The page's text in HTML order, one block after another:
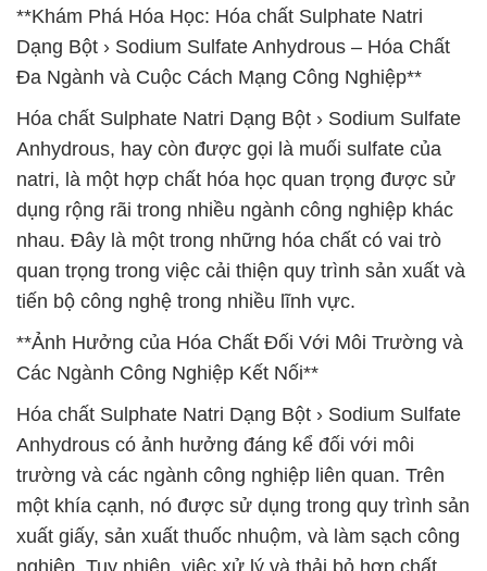
**Khám Phá Hóa Học: Hóa chất Sulphate Natri
Dạng Bột › Sodium Sulfate Anhydrous – Hóa Chất
Đa Ngành và Cuộc Cách Mạng Công Nghiệp**
Hóa chất Sulphate Natri Dạng Bột › Sodium Sulfate
Anhydrous, hay còn được gọi là muối sulfate của
natri, là một hợp chất hóa học quan trọng được sử
dụng rộng rãi trong nhiều ngành công nghiệp khác
nhau. Đây là một trong những hóa chất có vai trò
quan trọng trong việc cải thiện quy trình sản xuất và
tiến bộ công nghệ trong nhiều lĩnh vực.
**Ảnh Hưởng của Hóa Chất Đối Với Môi Trường và
Các Ngành Công Nghiệp Kết Nối**
Hóa chất Sulphate Natri Dạng Bột › Sodium Sulfate
Anhydrous có ảnh hưởng đáng kể đối với môi
trường và các ngành công nghiệp liên quan. Trên
một khía cạnh, nó được sử dụng trong quy trình sản
xuất giấy, sản xuất thuốc nhuộm, và làm sạch công
nghiệp. Tuy nhiên, việc xử lý và thải bỏ hợp chất